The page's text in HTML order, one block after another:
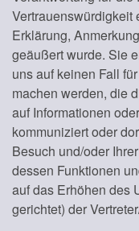
Vertrauenswürdigkeit
Erklärung,
geäußert wurde. Sie
uns auf keinen Fall
machen werden, die
auf Informationen
kommuniziert oder
Besuch und/oder
dessen Funktionen
auf das Erhöhen des
gerichtet) der